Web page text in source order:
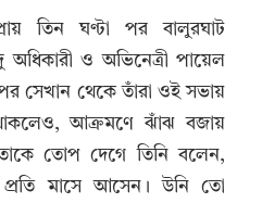
তিন ঘণ্টা পর বালুরঘাট
অধিকারী ও অভিনেত্রী পায়েল
সেখান থেকে তাঁরা ওই সভায়
আক্রমণে ঝাঁঝ বজায়
তোপ দেগে তিনি বলেন,
প্রতি মাসে আসেন। উনি তো